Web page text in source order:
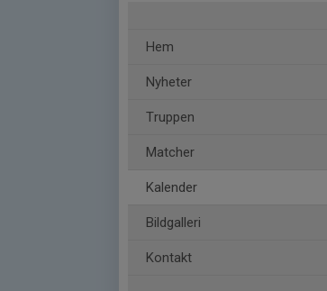
Hem
Nyheter
Truppen
Matcher
Kalender
Bildgalleri
Kontakt